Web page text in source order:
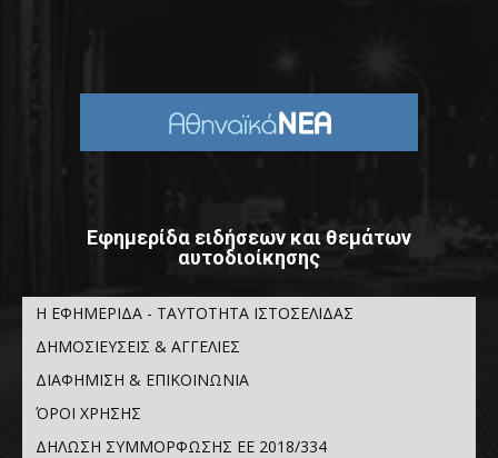
Εφημερίδα ειδήσεων και θεμάτων
αυτοδιοίκησης
Η ΕΦΗΜΕΡΙΔΑ - ΤΑΥΤΟΤΗΤΑ ΙΣΤΟΣΕΛΙΔΑΣ
ΔΗΜΟΣΙΕΥΣΕΙΣ & ΑΓΓΕΛΙΕΣ
ΔΙΑΦΗΜΙΣΗ & ΕΠΙΚΟΙΝΩΝΙΑ
ΌΡΟΙ ΧΡΗΣΗΣ
ΔΗΛΩΣΗ ΣΥΜΜΟΡΦΩΣΗΣ ΕΕ 2018/334